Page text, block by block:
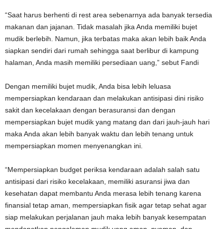
“Saat harus berhenti di rest area sebenarnya ada banyak tersedia
makanan dan jajanan. Tidak masalah jika Anda memiliki bujet
mudik berlebih. Namun, jika terbatas maka akan lebih baik Anda
siapkan sendiri dari rumah sehingga saat berlibur di kampung
halaman, Anda masih memiliki persediaan uang,” sebut Fandi
Dengan memiliki bujet mudik, Anda bisa lebih leluasa
mempersiapkan kendaraan dan melakukan antisipasi dini risiko
sakit dan kecelakaan dengan berasuransi dan dengan
mempersiapkan bujet mudik yang matang dan dari jauh-jauh hari
maka Anda akan lebih banyak waktu dan lebih tenang untuk
mempersiapkan momen menyenangkan ini.
“Mempersiapkan budget periksa kendaraan adalah salah satu
antisipasi dari risiko kecelakaan, memiliki asuransi jiwa dan
kesehatan dapat membantu Anda merasa lebih tenang karena
finansial tetap aman, mempersiapkan fisik agar tetap sehat agar
siap melakukan perjalanan jauh maka lebih banyak kesempatan